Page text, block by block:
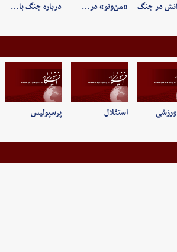
در جنگ «من‌وتو» در… درباره جنگ با…
ورزشی استقلال پرسپولیس